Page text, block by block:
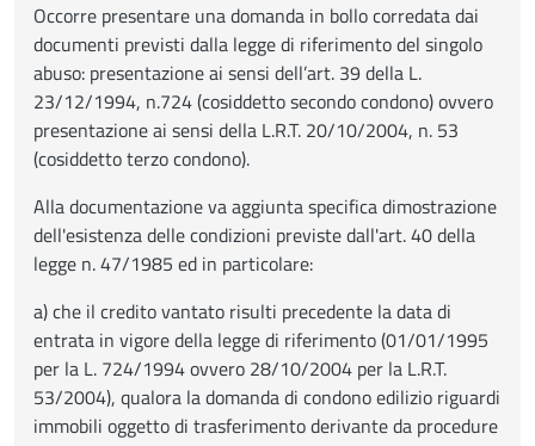
Occorre presentare una domanda in bollo corredata dai
documenti previsti dalla legge di riferimento del singolo
abuso: presentazione ai sensi dell’art. 39 della L.
23/12/1994, n.724 (cosiddetto secondo condono) ovvero
presentazione ai sensi della L.R.T. 20/10/2004, n. 53
(cosiddetto terzo condono).
Alla documentazione va aggiunta specifica dimostrazione
dell'esistenza delle condizioni previste dall'art. 40 della
legge n. 47/1985 ed in particolare:
a) che il credito vantato risulti precedente la data di
entrata in vigore della legge di riferimento (01/01/1995
per la L. 724/1994 ovvero 28/10/2004 per la L.R.T.
53/2004), qualora la domanda di condono edilizio riguardi
immobili oggetto di trasferimento derivante da procedure